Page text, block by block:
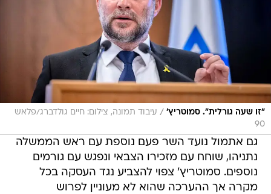
"זו שעה גורלית". סמוטריץ' / עיבוד תמונה, צילום: חיים גולדברג/פלאש
90
גם אתמול נועד השר פעם נוספת עם ראש הממשלה
נתניהו, שוחח עם מזכירו הצבאי ונפגש עם גורמים
נוספים. סמוטריץ' צפוי להצביע נגד העסקה בכל
מקרה אך ההערכה שהוא לא מעוניין לפרוש